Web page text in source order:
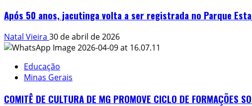
Após 50 anos, jacutinga volta a ser registrada no Parque
Natal Vieira 30 de abril de 2026
Educação
Minas Gerais
COMITÊ DE CULTURA DE MG PROMOVE CICLO DE FORMAÇÕES